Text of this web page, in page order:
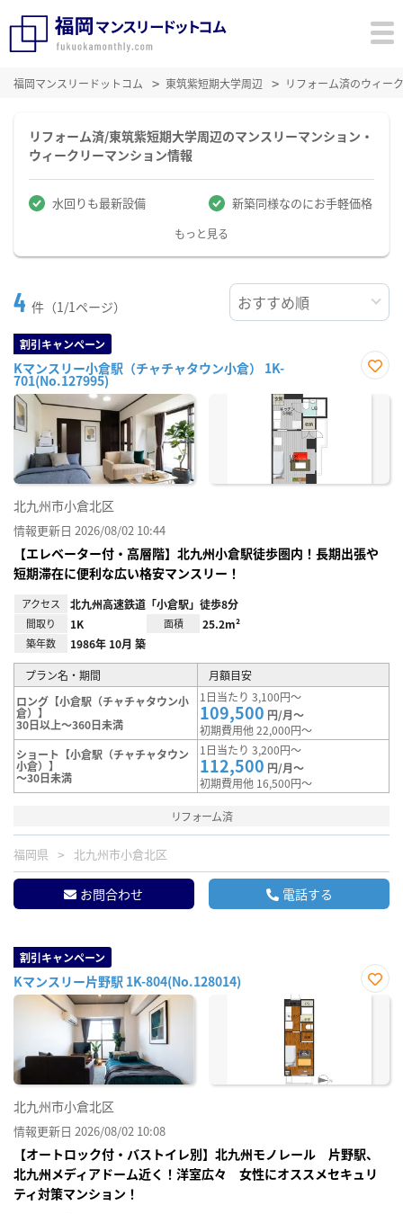
福岡マンスリードットコム 東筑紫短期大学周辺 リフォーム済のウィー
リフォーム済/東筑紫短期大学周辺のマンスリーマンション・
ウィークリーマンション情報
水回りも最新設備 新築同様なのにお手軽価格
もっと見る
4 件（1/1ページ）
割引キャンペーン
Kマンスリー小倉駅（チャチャタウン小倉） 1K-
701(No.127995)
に入
北九州市小倉北区
情報更新日 2026/08/02 10:44
【エレベーター付・高層階】北九州小倉駅徒歩圏内！長期出張や
短期滞在に便利な広い格安マンスリー！
アクセス 北九州高速鉄道「小倉駅」徒歩8分
間取り 1K 面積 25.2m²
築年数 1986年 10月 築
プラン名・期間
月額目安
ロング【小倉駅（チャチャタウン小
倉）】
30日以上～360日未満
1日当たり 3,100円～
109,500 円/月～
初期費用他 22,000円～
ショート【小倉駅（チャチャタウン
小倉）】
～30日未満
1日当たり 3,200円～
112,500 円/月～
初期費用他 16,500円～
リフォーム済
福岡県 北九州市小倉北区
お問合わせ 電話する
割引キャンペーン
Kマンスリー片野駅 1K-804(No.128014)
お気
北九州市小倉北区
情報更新日 2026/08/02 10:08
【オートロック付・バストイレ別】北九州モノレール 片野駅、
北九州メディアドーム近く！洋室広々 女性にオススメセキュリ
ティ対策マンション！